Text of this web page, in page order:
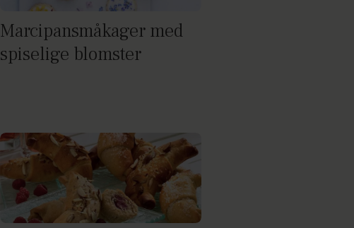
Marcipansmåkager med
spiselige blomster